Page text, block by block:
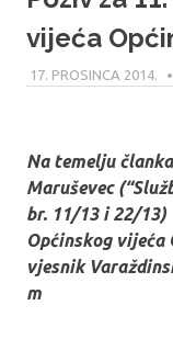
vijeća
17. PROSINCA 2014.
Na temelju
Maruševec
br. 11/13 i 22/
Općinskog vijeća
vjesnik
m